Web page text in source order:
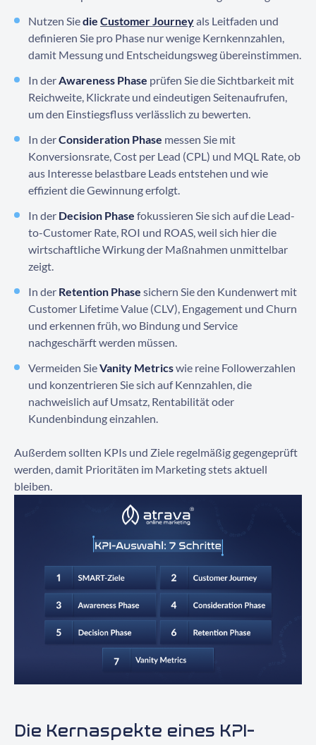
Nutzen Siedie Customer Journeyals Leitfaden und
definieren Sie pro Phase nur wenige Kernkennzahlen,
damit Messung und Entscheidungsweg übereinstimmen.
In derAwareness Phase prüfen Sie die Sichtbarkeit mit
Reichweite, Klickrate und eindeutigen Seitenaufrufen,
um den Einstiegsfluss verlässlich zu bewerten.
In derConsideration Phase messen Sie mit
Konversionsrate, Cost per Lead (CPL) und MQL Rate, ob
aus Interesse belastbare Leads entstehen und wie
effizient die Gewinnung erfolgt.
In der Decision Phase fokussieren Sie sich auf die Lead-
to-Customer Rate, ROI und ROAS, weil sich hier die
wirtschaftliche Wirkung der Maßnahmen unmittelbar
zeigt.
In der Retention Phase sichern Sie den Kundenwert mit
Customer Lifetime Value (CLV), Engagement und Churn
und erkennen früh, wo Bindung und Service
nachgeschärft werden müssen.
Vermeiden SieVanity Metricswie reine Followerzahlen
und konzentrieren Sie sich auf Kennzahlen, die
nachweislich auf Umsatz, Rentabilität oder
Kundenbindung einzahlen.
Außerdem sollten KPIs und Ziele regelmäßig gegengeprüft
werden, damit Prioritäten im Marketing stets aktuell
bleiben.
Die Kernaspekte eines KPI-